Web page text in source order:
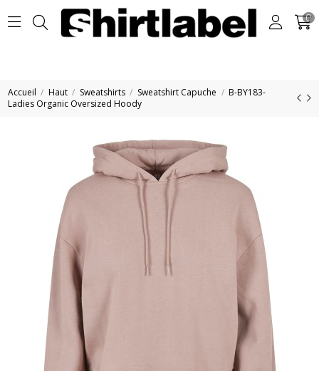
0
Accueil Haut Sweatshirts Sweatshirt Capuche
B-BY183-
Ladies Organic Oversized Hoody